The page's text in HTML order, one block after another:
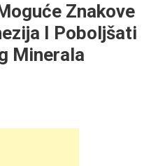
Znakove
I Poboljšati
Minerala